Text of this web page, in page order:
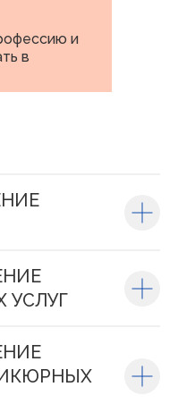
и
в
УСЛУГ